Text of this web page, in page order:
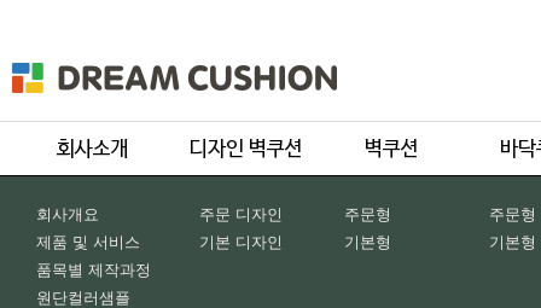
회사개요
제품 및 서비스
품목별 제작과정
원단컬러샘플
주문 디자인
기본 디자인
주문형
기본형
주문형
기본형